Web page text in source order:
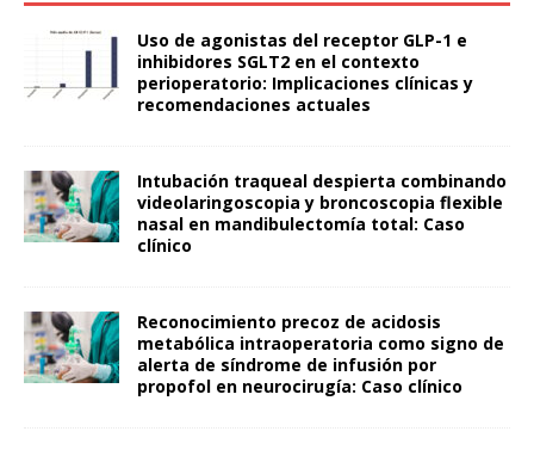
Uso de agonistas del receptor GLP-1 e
inhibidores SGLT2 en el contexto
perioperatorio: Implicaciones clínicas y
recomendaciones actuales
Intubación traqueal despierta combinando
videolaringoscopia y broncoscopia flexible
nasal en mandibulectomía total: Caso
clínico
Reconocimiento precoz de acidosis
metabólica intraoperatoria como signo de
alerta de síndrome de infusión por
propofol en neurocirugía: Caso clínico